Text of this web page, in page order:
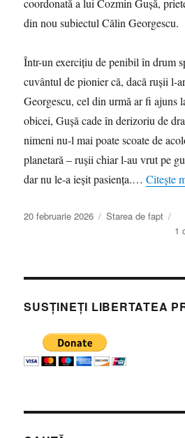
coordonată a lui Cozmin Gușă,
din nou subiectul Călin Georgescu.
Într-un exercițiu de penibil în drum
cuvântul de pionier că, dacă rușii l-
Georgescu, cel din urmă ar fi ajuns
obicei, Gușă cade în derizoriu de
nimeni nu-l mai poate scoate de
planetară – rușii chiar l-au vrut pe
dar nu le-a ieșit pasiența.…Citește
Publicat
20 februarie 2026 Categorii
Starea de fapt
1
SUSȚINEȚI LIBERTATEA